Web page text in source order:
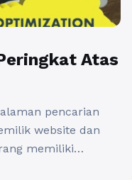
Atas
pencarian
website dan
memiliki